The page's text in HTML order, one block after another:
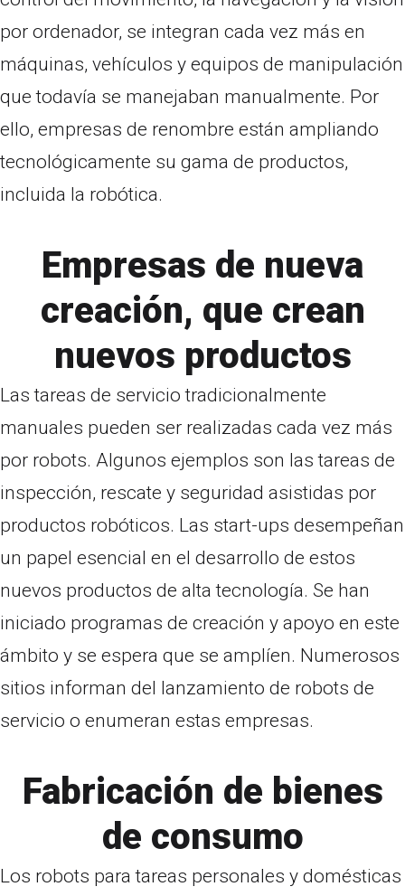
por ordenador, se integran cada vez más en
máquinas, vehículos y equipos de manipulación
que todavía se manejaban manualmente. Por
ello, empresas de renombre están ampliando
tecnológicamente su gama de productos,
incluida la robótica.
Empresas de nueva
creación, que crean
nuevos productos
Las tareas de servicio tradicionalmente
manuales pueden ser realizadas cada vez más
por robots. Algunos ejemplos son las tareas de
inspección, rescate y seguridad asistidas por
productos robóticos. Las start-ups desempeñan
un papel esencial en el desarrollo de estos
nuevos productos de alta tecnología. Se han
iniciado programas de creación y apoyo en este
ámbito y se espera que se amplíen. Numerosos
sitios informan del lanzamiento de robots de
servicio o enumeran estas empresas.
Fabricación de bienes
de consumo
Los robots para tareas personales y domésticas